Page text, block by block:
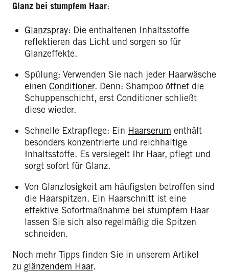
Glanz bei stumpfem Haar:
Glanzspray: Die enthaltenen Inhaltsstoffe
reflektieren das Licht und sorgen so für
Glanzeffekte.
Spülung: Verwenden Sie nach jeder Haarwäsche
einen Conditioner. Denn: Shampoo öffnet die
Schuppenschicht, erst Conditioner schließt
diese wieder.
Schnelle Extrapflege: Ein Haarserum enthält
besonders konzentrierte und reichhaltige
Inhaltsstoffe. Es versiegelt Ihr Haar, pflegt und
sorgt sofort für Glanz.
Von Glanzlosigkeit am häufigsten betroffen sind
die Haarspitzen. Ein Haarschnitt ist eine
effektive Sofortmaßnahme bei stumpfem Haar –
lassen Sie sich also regelmäßig die Spitzen
schneiden.
Noch mehr Tipps finden Sie in unserem Artikel
zu glänzendem Haar.